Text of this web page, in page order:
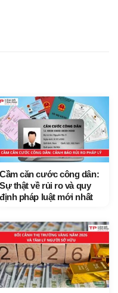
Cầm căn cước công dân:
Sự thật về rủi ro và quy
định pháp luật mới nhất